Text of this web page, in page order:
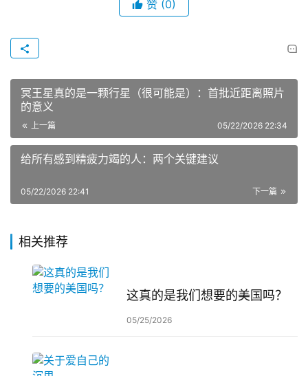
赞 (0)
冥王星真的是一颗行星（很可能是）：首批近距离照片
的意义
上一篇 05/22/2026 22:34
给所有感到精疲力竭的人：两个关键建议
下一篇
05/22/2026 22:41
相关推荐
这真的是我们想要的美国吗？
05/25/2026